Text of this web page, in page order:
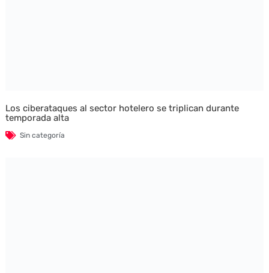
Los ciberataques al sector hotelero se triplican durante
temporada alta
Sin categoría